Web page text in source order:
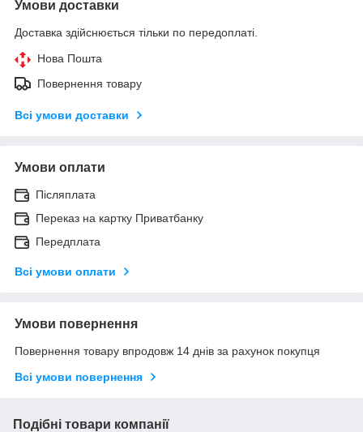
Умови доставки
Доставка здійснюється тільки по передоплаті.
Нова Пошта
Повернення товару
Всі умови доставки
Умови оплати
Післяплата
Переказ на картку Приватбанку
Передплата
Всі умови оплати
Умови повернення
Повернення товару впродовж 14 днів за рахунок покупця
Всі умови повернення
Подібні товари компанії